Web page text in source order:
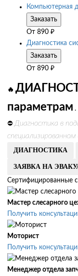
Компьютерная
Заказать
От 890 ₽
Диагностика
Заказать
От 890 ₽
🔥
параметрам .
⛔ Диагностика в
специализированном
ДИАГНОСТИКА
ЗАЯВКА НА
Сертифицированные
Мастер слесарного
Получить
Моторист
Получить
Менеджер отдела